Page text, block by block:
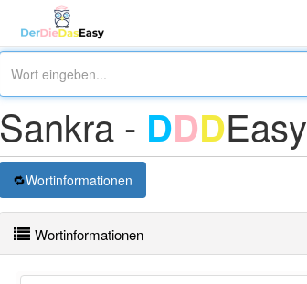
Sankra - DDDEasy
Wortinformationen
Wortinformationen